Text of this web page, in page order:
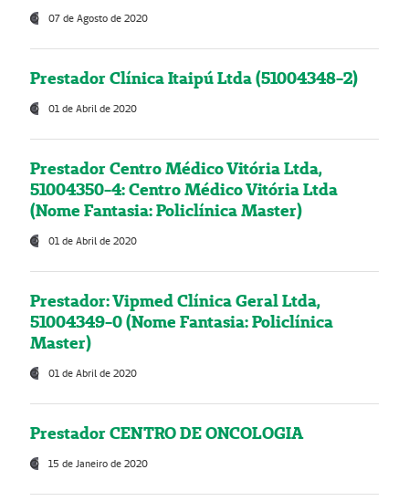
07 de Agosto de 2020
Prestador Clínica Itaipú Ltda (51004348-2)
01 de Abril de 2020
Prestador Centro Médico Vitória Ltda,
51004350-4: Centro Médico Vitória Ltda
(Nome Fantasia: Policlínica Master)
01 de Abril de 2020
Prestador: Vipmed Clínica Geral Ltda,
51004349-0 (Nome Fantasia: Policlínica
Master)
01 de Abril de 2020
Prestador CENTRO DE ONCOLOGIA
15 de Janeiro de 2020